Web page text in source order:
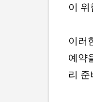
이
이러
예약
리